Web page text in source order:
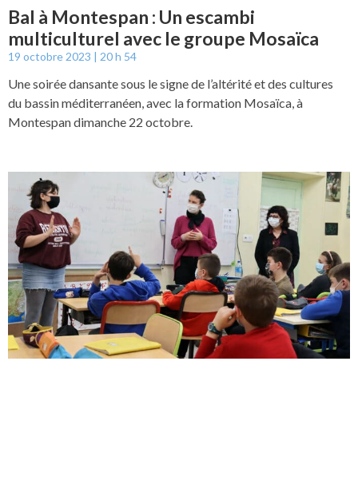
Bal à Montespan : Un escambi
multiculturel avec le groupe Mosaïca
19 octobre 2023 20 h 54
Une soirée dansante sous le signe de l’altérité et des cultures
du bassin méditerranéen, avec la formation Mosaïca, à
Montespan dimanche 22 octobre.